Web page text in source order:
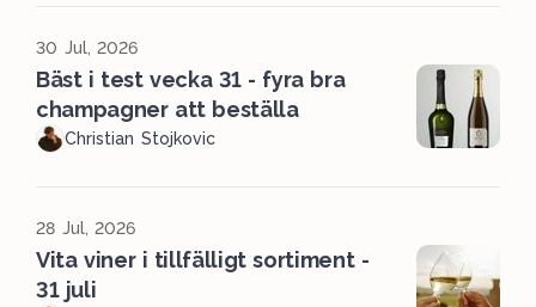
30 Jul, 2026
Bäst i test vecka 31 - fyra bra
champagner att beställa
Christian Stojkovic
28 Jul, 2026
Vita viner i tillfälligt sortiment -
31 juli